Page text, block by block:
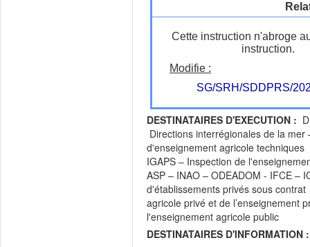
Cette instruction n'abroge
instruction.
Modifie :
SG/SRH/SDDPRS/
DESTINATAIRES D'EXECUTION :
Directions interrégionales de la
d'enseignement agricole
IGAPS – Inspection de
ASP – INAO – ODEADOM - IFCE –
d'établissements privés sous
agricole privé et de l’enseignement
l'enseignement agricole public
DESTINATAIRES D'INFORMATION :